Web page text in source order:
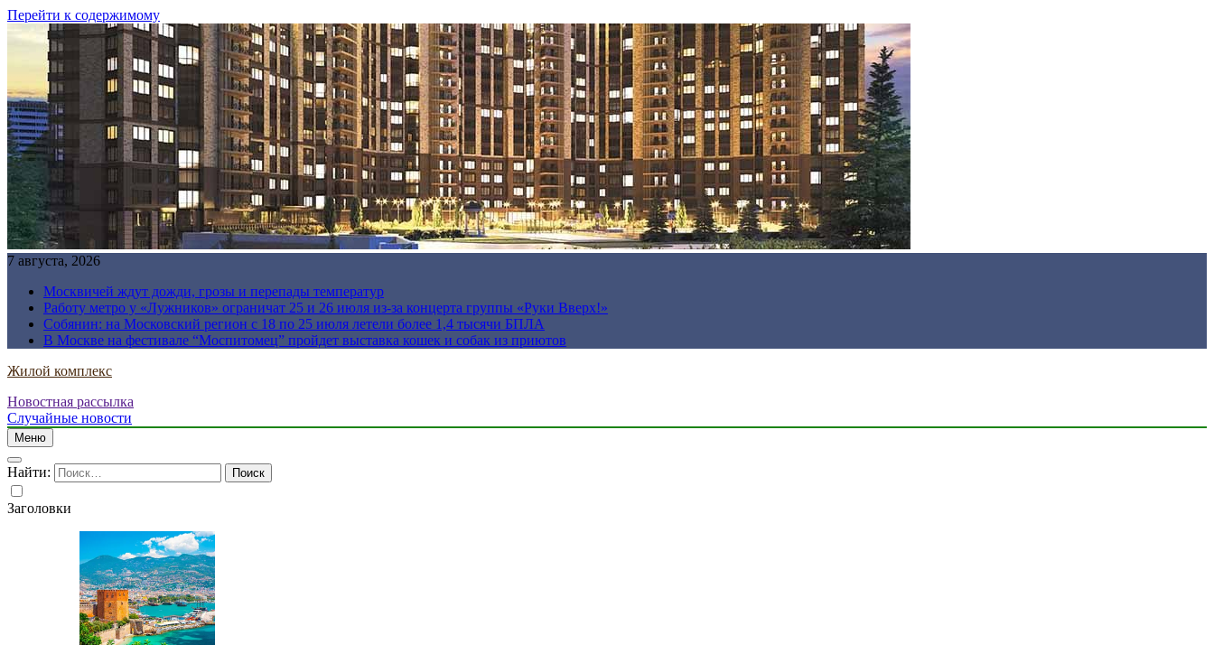
Перейти к содержимому
7 августа, 2026
Москвичей ждут дожди, грозы и перепады температур
Работу метро у «Лужников» ограничат 25 и 26 июля из-за концерта группы «Руки Вверх!»
Собянин: на Московский регион с 18 по 25 июля летели более 1,4 тысячи БПЛА
В Москве на фестивале “Моспитомец” пройдет выставка кошек и собак из приютов
Жилой комплекс
Новостная рассылка
Случайные новости
Меню
Найти:
Заголовки